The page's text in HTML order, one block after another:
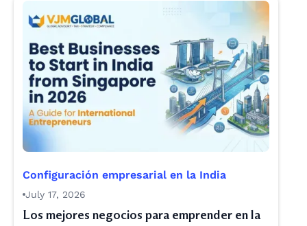
Configuración empresarial en la India
July 17, 2026
Los mejores negocios para emprender en la